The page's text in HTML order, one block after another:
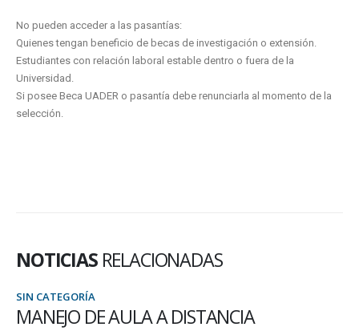
No pueden acceder a las pasantías:
Quienes tengan beneficio de becas de investigación o extensión.
Estudiantes con relación laboral estable dentro o fuera de la
Universidad.
Si posee Beca UADER o pasantía debe renunciarla al momento de la
selección.
NOTICIAS RELACIONADAS
SIN CATEGORÍA
MANEJO DE AULA A DISTANCIA